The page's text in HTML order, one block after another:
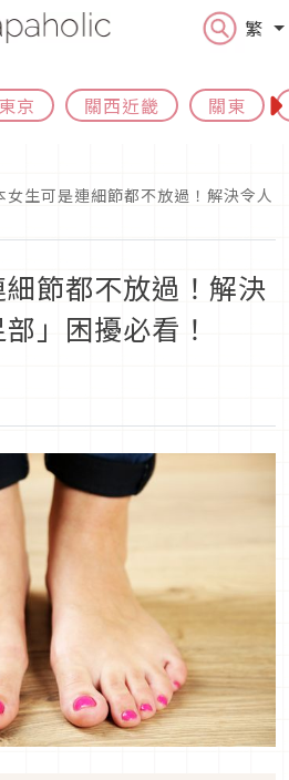
繁
東京 關西近畿 關東
女生可是連細節都不放過！解決令人
節都不放過！解決
」困擾必看！